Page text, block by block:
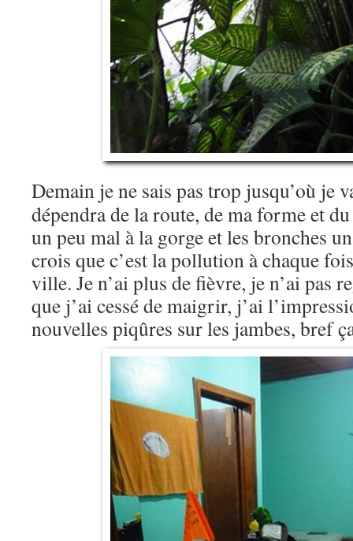
Demain je ne sais pas trop jusqu’où je
dépendra de la route, de ma forme et
un peu mal à la gorge et les bronches
crois que c’est la pollution à chaque
ville. Je n’ai plus de fièvre, je n’ai pas
que j’ai cessé de maigrir, j’ai
nouvelles piqûres sur les jambes, bref